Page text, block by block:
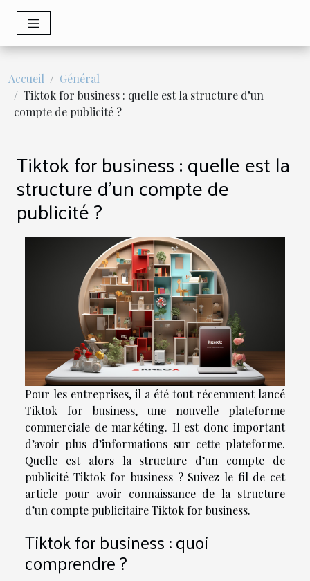
Accueil
Général
Tiktok for business : quelle est la structure d’un
compte de publicité ?
Tiktok for business : quelle est la
structure d’un compte de
publicité ?
Pour les entreprises, il a été tout récemment lancé
Tiktok for business, une nouvelle plateforme
commerciale de markéting. Il est donc important
d’avoir plus d’informations sur cette plateforme.
Quelle est alors la structure d’un compte de
publicité Tiktok for business ? Suivez le fil de cet
article pour avoir connaissance de la structure
d’un compte publicitaire Tiktok for business.
Tiktok for business : quoi
comprendre ?